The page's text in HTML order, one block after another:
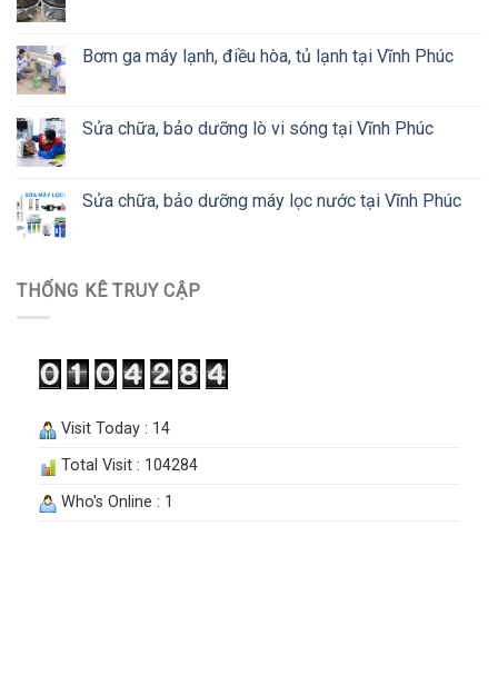
Bơm ga máy lạnh, điều hòa, tủ lạnh tại Vĩnh Phúc
Sửa chữa, bảo dưỡng lò vi sóng tại Vĩnh Phúc
Sửa chữa, bảo dưỡng máy lọc nước tại Vĩnh Phúc
THỐNG KÊ TRUY CẬP
Visit Today : 14
Total Visit : 104284
Who's Online : 1